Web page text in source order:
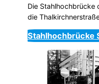
Die Stahlhochbrücke
die
Stahlhochbrücke